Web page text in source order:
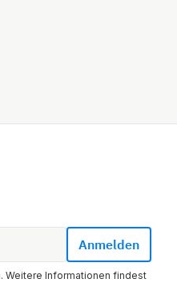
Weitere Informationen findest